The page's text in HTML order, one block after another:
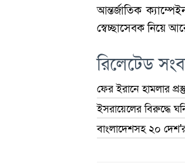
আন্তর্জাতিক
স্বেচ্ছাসেবক নিয়ে
রিলেটেড
ফের ইরানে হামলার
ইসরায়েলের বিরুদ্ধে
বাংলাদেশসহ ২০